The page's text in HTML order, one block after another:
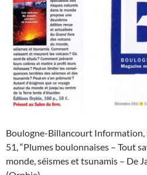
Boulogne-Billancourt Information,
51, “Plumes boulonnaises – Tout
monde, séismes et tsunamis – De